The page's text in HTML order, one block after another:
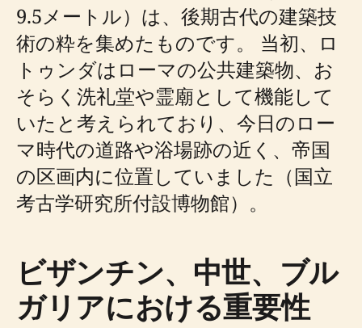
9.5メートル）は、後期古代の建築技
術の粋を集めたものです。 当初、ロ
トゥンダはローマの公共建築物、お
そらく洗礼堂や霊廟として機能して
いたと考えられており、今日のロー
マ時代の道路や浴場跡の近く、帝国
の区画内に位置していました（国立
考古学研究所付設博物館）。
ビザンチン、中世、ブル
ガリアにおける重要性